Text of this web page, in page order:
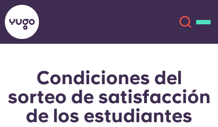
Acerca de
Ubicaciones
English (GB)
English (US)
Condiciones del
sorteo de satisfacción
de los estudiantes